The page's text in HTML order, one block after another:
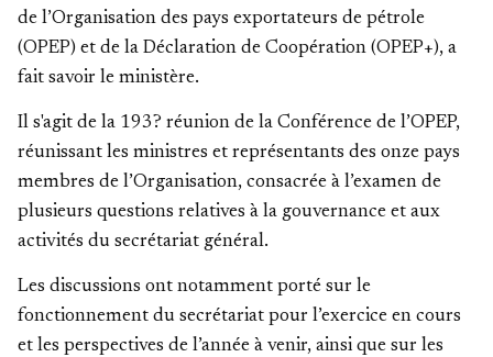
de l’Organisation des pays exportateurs de pétrole
(OPEP) et de la Déclaration de Coopération (OPEP+), a
fait savoir le ministère.
Il s'agit de la 193? réunion de la Conférence de l’OPEP,
réunissant les ministres et représentants des onze pays
membres de l’Organisation, consacrée à l’examen de
plusieurs questions relatives à la gouvernance et aux
activités du secrétariat général.
Les discussions ont notamment porté sur le
fonctionnement du secrétariat pour l’exercice en cours
et les perspectives de l’année à venir, ainsi que sur les